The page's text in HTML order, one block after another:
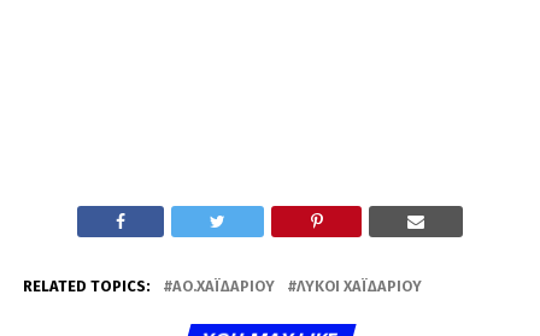
RELATED TOPICS: ΑΟ.ΧΑΪΔΑΡΊΟΥ ΛΎΚΟΙ ΧΑΪΔΑΡΊΟΥ